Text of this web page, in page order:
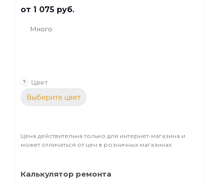
от 1 075 руб.
Много
? Цвет
Выберите цвет
Цена действительна только для интернет-магазина и
может отличаться от цен в розничных магазинах
Калькулятор ремонта